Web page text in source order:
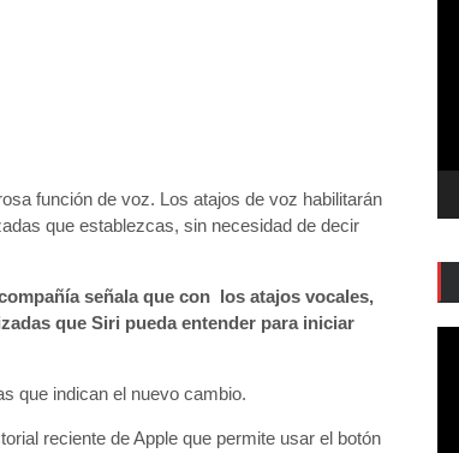
función de voz. Los atajos de voz habilitarán
que establezcas, sin necesidad de decir
señala que con los atajos vocales,
que Siri pueda entender para iniciar
que indican el nuevo cambio.
reciente de Apple que permite usar el botón